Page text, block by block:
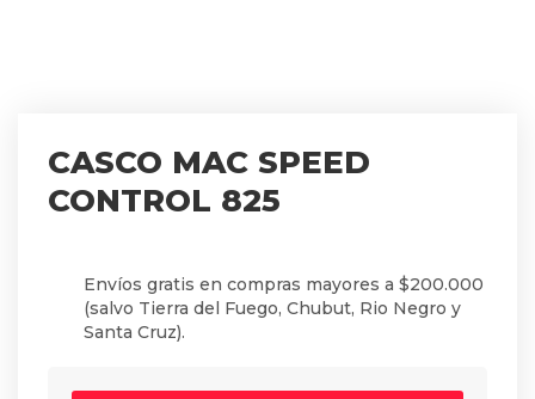
CASCO MAC SPEED
CONTROL 825
Envíos gratis en compras mayores a $200.000
(salvo Tierra del Fuego, Chubut, Rio Negro y
Santa Cruz).